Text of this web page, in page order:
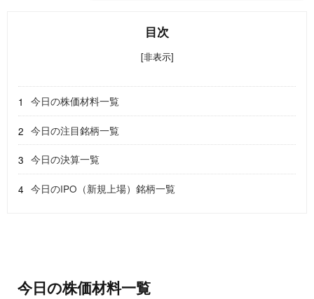
目次
[非表示]
今日の株価材料一覧
今日の注目銘柄一覧
今日の決算一覧
今日のIPO（新規上場）銘柄一覧
今日の株価材料一覧